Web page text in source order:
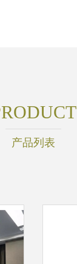
产品列表